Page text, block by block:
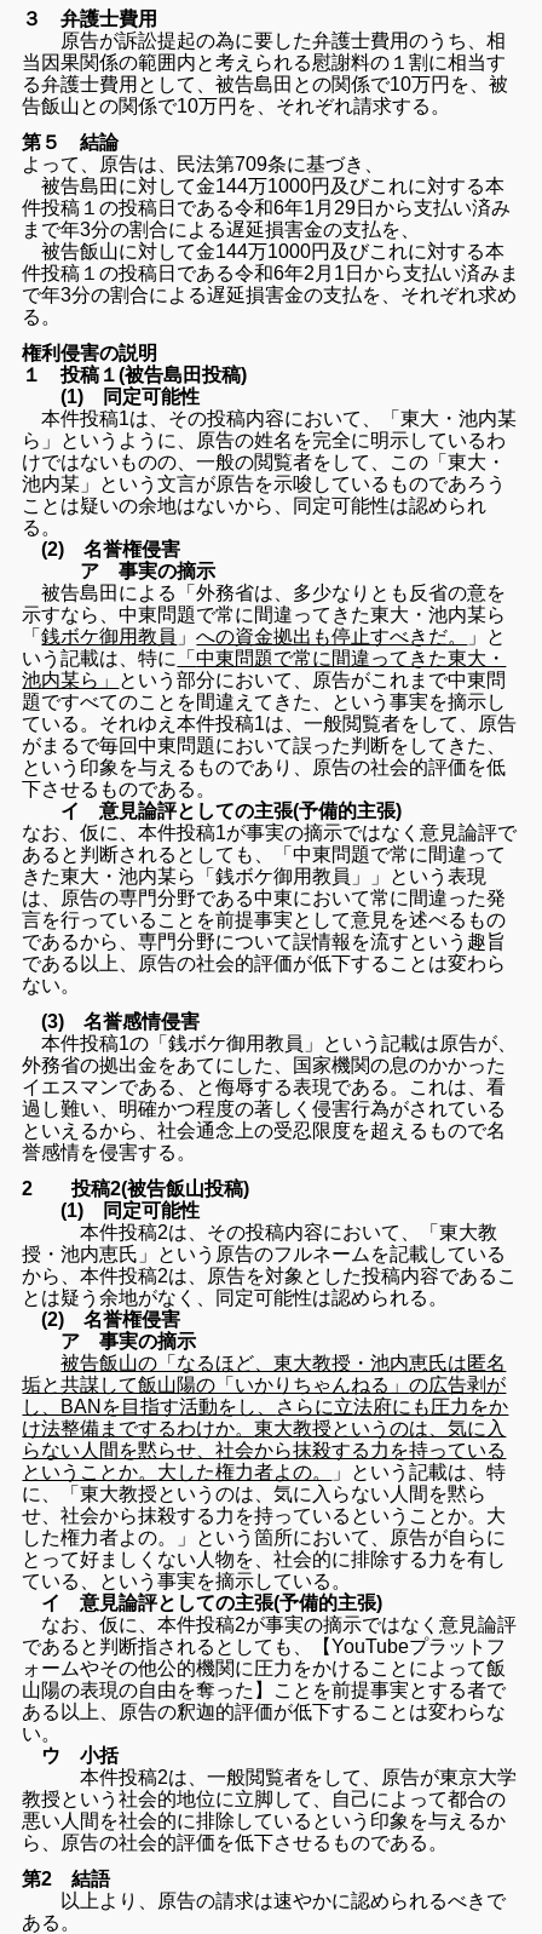
３ 弁護士費用
原告が訴訟提起の為に要した弁護士費用のうち、相
当因果関係の範囲内と考えられる慰謝料の１割に相当す
る弁護士費用として、被告島田との関係で10万円を、被
告飯山との関係で10万円を、それぞれ請求する。
第５ 結論
よって、原告は、民法第709条に基づき、
被告島田に対して金144万1000円及びこれに対する本
件投稿 １の投稿日である令和6年1月29日から支払い済み
まで年3分の割合による遅延損害金の支払を、
被告飯山に対して金144万1000円及びこれに対する本
件投稿 １の投稿日である令和6年2月1日から支払い済みま
で年3分の割合による遅延損害金の支払を、それぞれ求め
る。
権利侵害の説明
１ 投稿１(被告島田投稿)
(1) 同定可能性
本件投稿1は、その投稿内容において、「東大・池内某
ら」 というように、 原告の姓名を完全に明示しているわ
けではないものの、一般の閲覧者をして、この「東大・
池内某」 という文言が原告を示唆しているものであろう
ことは疑いの余地はないから、同定可能性は認められ
る。
(2) 名誉権侵害
ア 事実の摘示
被告島田による「外務省は、多少なりとも反省の意を
示すなら、中東問題で常に間違ってきた東大・池内某ら
「銭ボケ御用教員 」への資金拠出も停止すべきだ。
」と
いう記載は、特に
「中東問題で常に間違ってきた東大・
池内某ら」 という部分において、 原告がこれまで中東問
題ですべてのことを間違えてきた、 という事実を摘示し
ている。それゆえ本件投稿1は、一般閲覧者をして、 原告
がまるで毎回中東問題において誤った判断をしてきた、
という印象を与えるものであり、 原告の社会的評価を低
下させるものである。
イ 意見論評としての主張(予備的主張)
なお、仮に、本件投稿1が事実の摘示ではなく意見論評で
あると判断されるとしても、「中東問題で常に間違って
きた東大・池内某ら「銭ボケ御用教員」」という表現
は、 原告の専門分野である中東において常に間違った発
言を行っている ことを前提事実として意見を述べるもの
であるから、専門分野について誤情報を流すという趣旨
である以上、 原告の社会的評価が低下することは変わら
ない。
(3) 名誉感情侵害
本件投稿1の「銭ボケ御用教員」という記載は原告が、
外務省の拠出金をあてにした、 国家機関の息のかかった
イエスマンである、 と侮辱する表現である。これは、看
過し難い、 明確かつ程度の著しく侵害行為がされている
といえるから、社会通念上の受忍限度を超えるもので名
誉感情を侵害する。
2 投稿2(被告飯山投稿)
(1) 同定可能性
本件投稿2は、その投稿内容において、「東大教
授・池内恵氏」 という原告のフルネームを記載している
から、本件投稿2は、 原告を対象とした投稿内容であるこ
とは疑う余地がなく、 同定可能性は認められる。
(2) 名誉権侵害
ア 事実の摘示
被告飯山の「なるほど、東大教授・池内恵氏は匿名
垢と共謀して飯山陽の「いかりちゃんねる」の広告剥が
し、BANを目指す活動をし、 さらに立法府にも圧力をか
け法整備までするわけか。東大教授というのは、気に入
らない人間を黙らせ、社会から抹殺する力を持っている
ということか。 大した権力者よの。
」という記載は、特
に、「東大教授というのは、気に入らない人間を黙ら
せ、社会から抹殺する力を持っているということか。 大
した権力者よの。」という箇所において、 原告が自らに
とって好ましくない人物を、社会的に排除する力を有し
ている、という事実を摘示している。
イ 意見論評としての主張(予備的主張)
なお、仮に、本件投稿2が事実の摘示ではなく意見論評
であると判断指されると しても、【YouTubeプラットフ
ォームやその他公的機関に圧力をかける ことによって飯
山陽の表現の自由を奪った】 ことを前提事実とする者で
ある以上、 原告の釈迦的評価が低下することは変わらな
い。
ウ 小括
本件投稿2は、一般閲覧者をして、 原告が東京大学
教授という社会的地位に立脚して、 自己によって都合の
悪い人間を社会的に排除しているという印象を与えるか
ら、原告の社会的評価を低下させるものである。
第2 結語
以上より、原告の請求は速やかに認められるべきで
ある。